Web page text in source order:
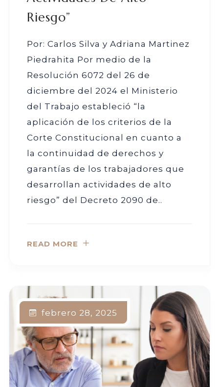
Riesgo”
Por: Carlos Silva y Adriana Martinez
Piedrahita Por medio de la
Resolución 6072 del 26 de
diciembre del 2024 el Ministerio
del Trabajo estableció “la
aplicación de los criterios de la
Corte Constitucional en cuanto a
la continuidad de derechos y
garantías de los trabajadores que
desarrollan actividades de alto
riesgo” del Decreto 2090 de..
READ MORE
febrero 28, 2025